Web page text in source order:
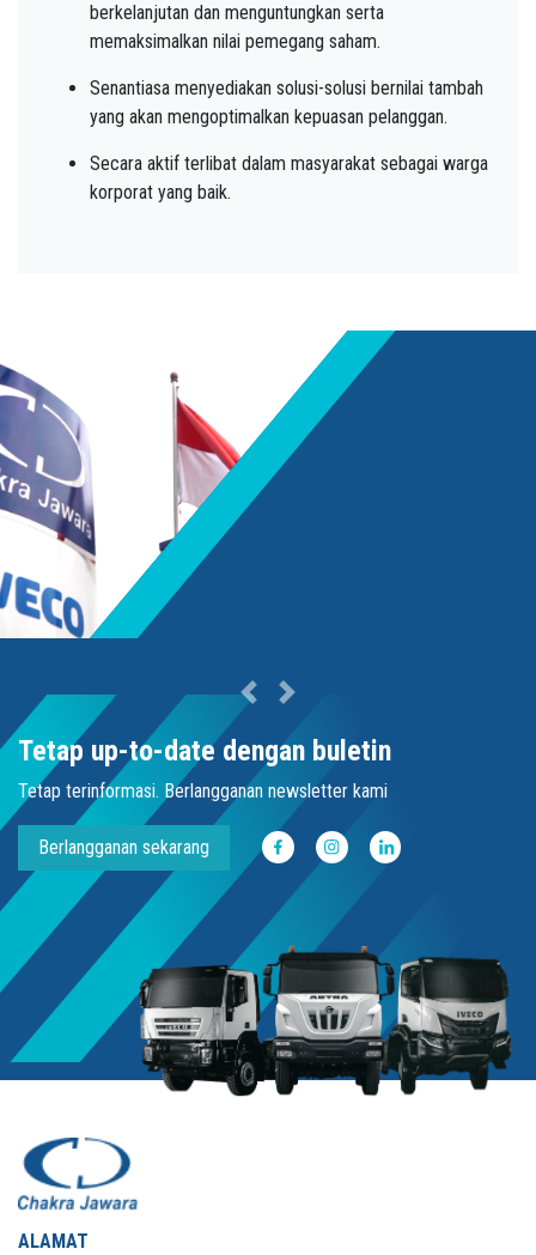
berkelanjutan dan menguntungkan serta
memaksimalkan nilai pemegang saham.
Senantiasa menyediakan solusi-solusi bernilai tambah
yang akan mengoptimalkan kepuasan pelanggan.
Secara aktif terlibat dalam masyarakat sebagai warga
korporat yang baik.
Tetap up-to-date dengan buletin
Tetap terinformasi. Berlangganan newsletter kami
Berlangganan sekarang
ALAMAT